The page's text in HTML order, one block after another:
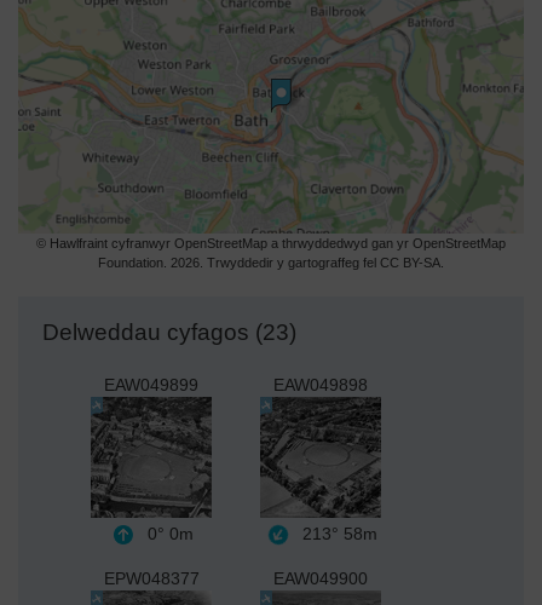
© Hawlfraint cyfranwyr OpenStreetMap a thrwyddedwyd gan yr OpenStreetMap
Foundation. 2026. Trwyddedir y gartograffeg fel CC BY-SA.
Delweddau cyfagos (23)
EAW049899
0° 0m
EAW049898
213° 58m
EPW048377 EAW049900